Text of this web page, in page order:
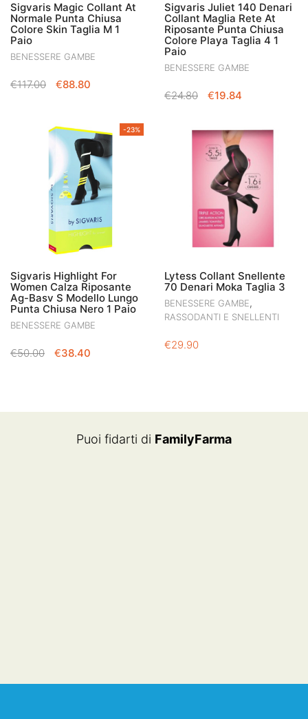
Sigvaris Magic Collant At
Normale Punta Chiusa
Colore Skin Taglia M 1
Paio
BENESSERE GAMBE
€117.00
IL
ERA:
€117.00.
€88.80
È:
€88.80.
Sigvaris Juliet 140 Denari
Collant Maglia Rete At
Riposante Punta Chiusa
Colore Playa Taglia 4 1
Paio
BENESSERE GAMBE
€24.80
IL
ERA:
€24.80.
€19.84
È:
€19.84.
-23%
Sigvaris Highlight For
Women Calza Riposante
Ag-Basv S Modello Lungo
Punta Chiusa Nero 1 Paio
BENESSERE GAMBE
€50.00
IL
€50.00.
€38.40
€38.40.
Lytess Collant Snellente
70 Denari Moka Taglia 3
BENESSERE GAMBE,
RASSODANTI E SNELLENTI
€29.90
Puoi fidarti di FamilyFarma